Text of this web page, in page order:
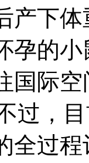
产下
孕的
国际
过，
全过